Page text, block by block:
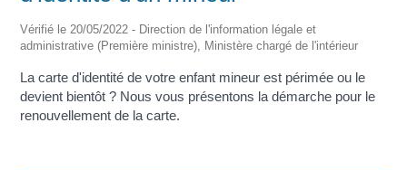
Vérifié le 20/05/2022 - Direction de l'information légale et
administrative (Première ministre), Ministère chargé de l'intérieur
La carte d'identité de votre enfant mineur est périmée ou le
devient bientôt ? Nous vous présentons la démarche pour le
renouvellement de la carte.